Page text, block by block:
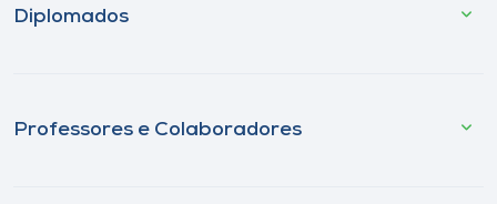
Diplomados
Professores e Colaboradores